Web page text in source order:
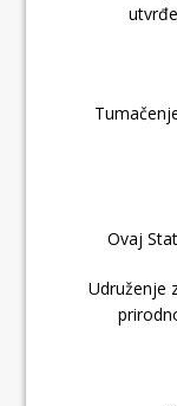
Tumačenje
Ovaj Statut
Udruženje